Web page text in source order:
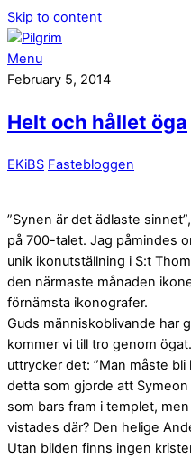
Skip to content
Menu
February 5, 2014
Helt och hållet öga
EKiBS Fastebloggen
”Synen är det ädlaste
på 700-talet. Jag påmindes
unik ikonutställning i S:t
den närmaste månaden
förnämsta ikonografer.
Guds människoblivande har
kommer vi till tro genom
uttrycker det: ”Man måste
detta som gjorde att
som bars fram i templet,
vistades där? Den helige
Utan bilden finns ingen